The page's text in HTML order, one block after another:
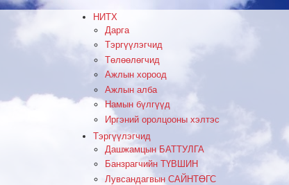
НИТХ
Дарга
Тэргүүлэгчид
Төлөөлөгчид
Ажлын хороод
Ажлын алба
Намын бүлгүүд
Иргэний оролцооны хэлтэс
Тэргүүлэгчид
Дашжамцын БАТТУЛГА
Банзрагчийн ТҮВШИН
Лувсандагвын САЙНТӨГС